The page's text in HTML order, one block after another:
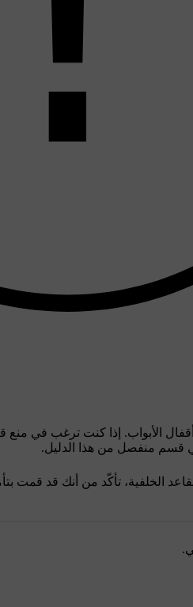
أقفال الأبواب. إذا كنت ترغب في منع
قسم منفصل من هذا الدليل.
الخلفية، تأكّد من أنك قد قمت